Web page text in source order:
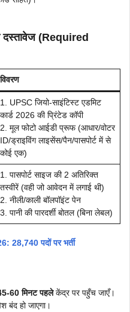
दस्तावेज (Required
विवरण
1. UPSC जियो-साइंटिस्ट एडमिट
कार्ड 2026 की प्रिंटेड कॉपी
2. मूल फोटो आईडी प्रूफ (आधार/वोटर
ID/ड्राइविंग लाइसेंस/पैन/पासपोर्ट में से
कोई एक)
1. पासपोर्ट साइज की 2 अतिरिक्त
तस्वीरें (वही जो आवेदन में लगाई थी)
2. नीली/काली बॉलपॉइंट पेन
3. पानी की पारदर्शी बोतल (बिना लेबल)
पदों पर भर्ती
60 मिनट पहलेकेंद्र पर पहुँच जाएँ।
बंद हो जाएगा।